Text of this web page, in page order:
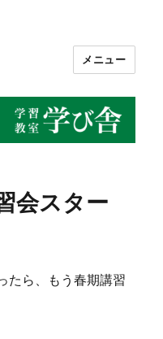
メニュー
会スター
たら、もう春期講習